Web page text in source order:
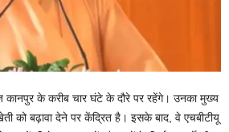
कानपुर के करीब चार घंटे के दौरे पर रहेंगे। उनका मुख्य
को बढ़ावा देने पर केंद्रित है। इसके बाद, वे एचबीटीयू